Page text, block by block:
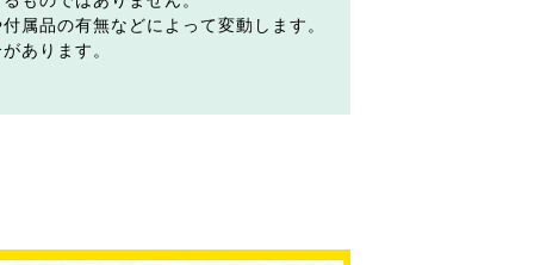
属品の有無などによって変動します。
あります。